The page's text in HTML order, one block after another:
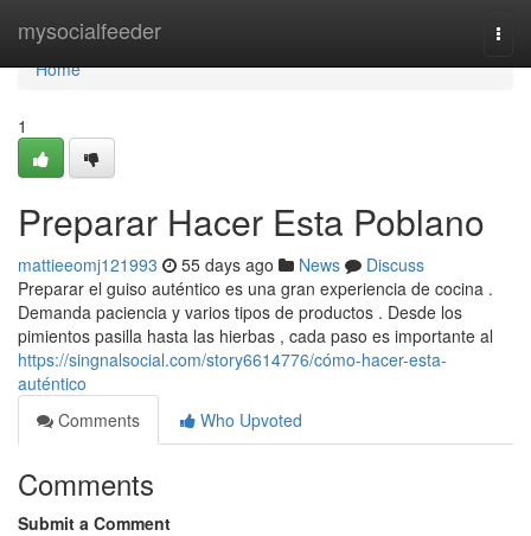
mysocialfeeder
Home
Home
1
Preparar Hacer Esta Poblano
mattieeomj121993 55 days ago News
Discuss
Preparar el guiso auténtico es una gran experiencia de cocina .
Demanda paciencia y varios tipos de productos . Desde los
pimientos pasilla hasta las hierbas , cada paso es importante al
https://singnalsocial.com/story6614776/cómo-hacer-esta-
auténtico
Comments
Who Upvoted
Comments
Submit a Comment